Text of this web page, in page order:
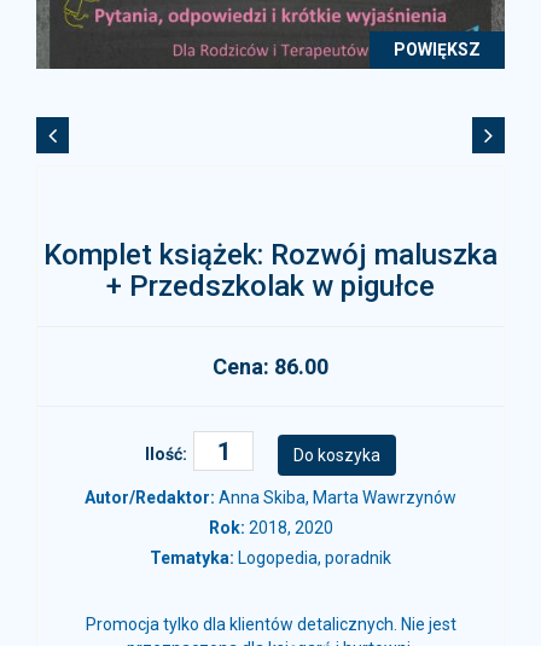
POWIĘKSZ
Komplet książek: Rozwój maluszka
+ Przedszkolak w pigułce
Cena: 86.00
Ilość:
Autor/Redaktor: Anna Skiba, Marta Wawrzynów
Rok: 2018, 2020
Tematyka: Logopedia, poradnik
Promocja tylko dla klientów detalicznych. Nie jest